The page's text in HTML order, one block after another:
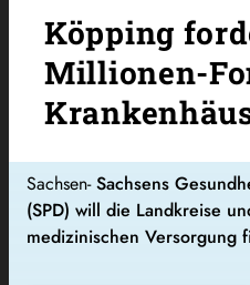
Köpping
Millionen-
Sachsen-Sachsens
(SPD) will die Landkreise
medizinischen Versorgung